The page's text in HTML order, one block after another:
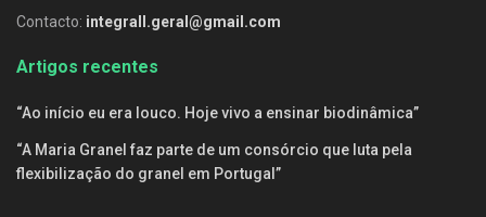
Contacto: integrall.geral@gmail.com
Artigos recentes
“Ao início eu era louco. Hoje vivo a ensinar biodinâmica”
“A Maria Granel faz parte de um consórcio que luta pela
flexibilização do granel em Portugal”